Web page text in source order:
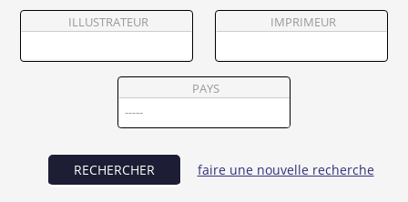
Vendre
ILLUSTRATEUR IMPRIMEUR
PAYS
RECHERCHER faire une nouvelle recherche